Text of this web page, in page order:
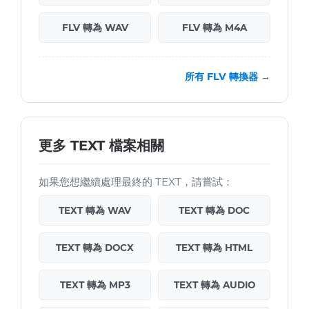
FLV 轉為 WAV FLV 轉為 M4A
所有 FLV 轉換器 →
更多 TEXT 檔案相關
如果您想繼續處理最終的 TEXT，請嘗試：
TEXT 轉為 WAV TEXT 轉為 DOC
TEXT 轉為 DOCX TEXT 轉為 HTML
TEXT 轉為 MP3 TEXT 轉為 AUDIO